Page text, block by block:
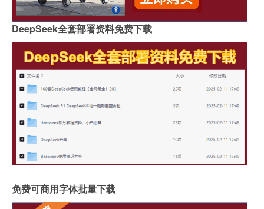
DeepSeek全套部署资料免费下载
免费可商用字体批量下载